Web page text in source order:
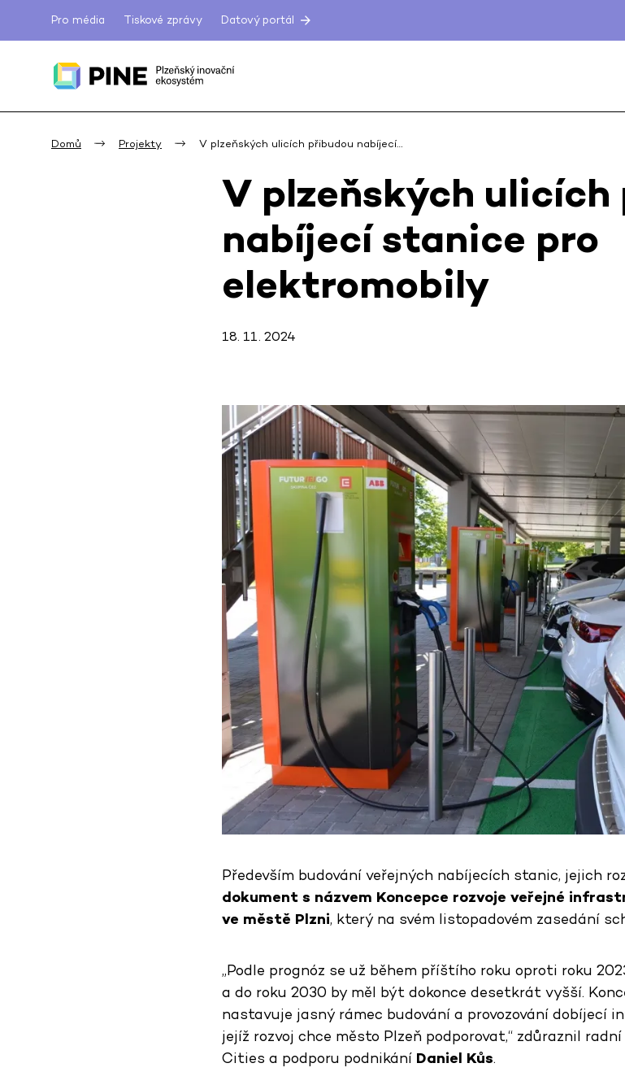
Pro média Tiskové zprávy Datový portál
Domů Projekty V plzeňských ulicích přibudou nabíjecí…
V plzeňských ulicích
nabíjecí stanice pro
elektromobily
18. 11. 2024
Především budování veřejných nabíjecích stanic, jejich
dokument s názvem Koncepce rozvoje veřejné
ve městě Plzni, který na svém listopadovém zasedání
„Podle prognóz se už během příštího roku oproti roku
a do roku 2030 by měl být dokonce desetkrát vyšší.
nastavuje jasný rámec budování a provozování
jejíž rozvoj chce město Plzeň podporovat,“ zdůraznil
Cities a podporu podnikání Daniel Kůs.